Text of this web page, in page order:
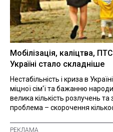
Мобілізація, каліцтва,
Україні стало складніше
Нестабільність і криза в
міцної сім'ї та бажанню
велика кількість розлучень
проблема – скорочення